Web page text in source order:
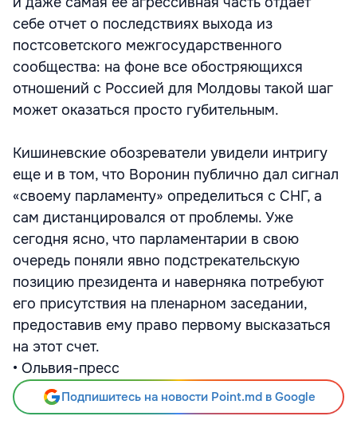
себе отчет о последствиях выхода из
постсоветского межгосударственного
сообщества: на фоне все обостряющихся
отношений с Россией для Молдовы такой шаг
может оказаться просто губительным.
Кишиневские обозреватели увидели интригу
еще и в том, что Воронин публично дал сигнал
«своему парламенту» определиться с СНГ, а
сам дистанцировался от проблемы. Уже
сегодня ясно, что парламентарии в свою
очередь поняли явно подстрекательскую
позицию президента и наверняка потребуют
его присутствия на пленарном заседании,
предоставив ему право первому высказаться
на этот счет.
• Ольвия-пресс
Подпишитесь на новости Point.md в Google